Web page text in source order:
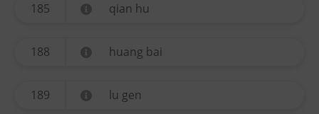
185 qian hu
188 huang bai
189 lu gen